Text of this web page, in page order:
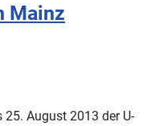
Mainz
August 2013 der U-